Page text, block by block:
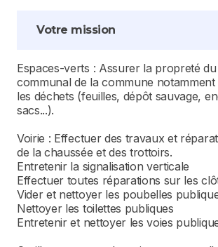
Votre mission
Espaces-verts : Assurer la propreté
communal de la commune
les déchets (feuilles, dépôt sauvage,
sacs...).
Voirie : Effectuer des travaux et
de la chaussée et des trottoirs.
Entretenir la signalisation verticale
Effectuer toutes réparations sur les
Vider et nettoyer les poubelles
Nettoyer les toilettes publiques
Entretenir et nettoyer les voies